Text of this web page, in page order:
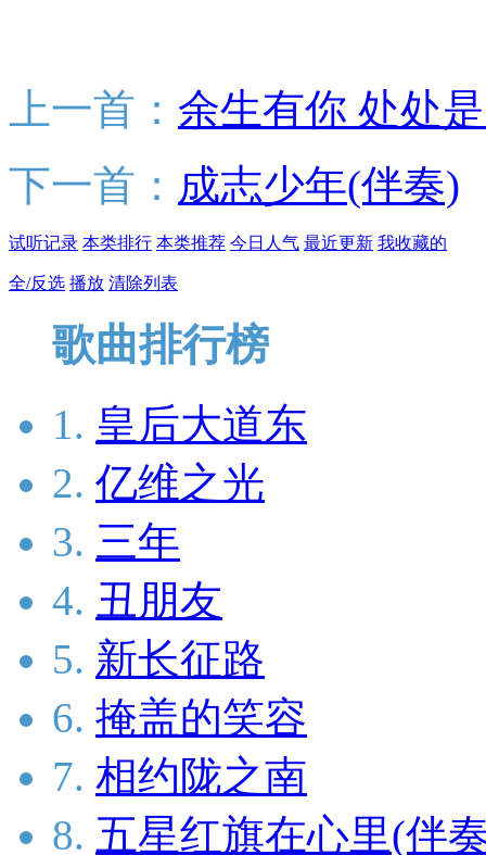
上一首： 余生有你 处处
下一首： 成志少年(伴奏)
试听记录 本类排行 本类推荐 今日人气 最近更新 我收藏的
全/反选 播放 清除列表
歌曲排行榜
1. 皇后大道东
2. 亿维之光
3. 三年
4. 丑朋友
5. 新长征路
6. 掩盖的笑容
7. 相约陇之南
8. 五星红旗在心里(伴